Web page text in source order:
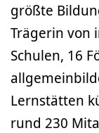
größte
Trägerin von
Schulen, 16
Lernstätten
rund 230